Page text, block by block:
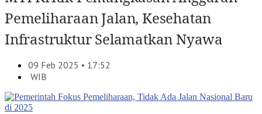
Pemeliharaan Jalan, Kesehatan
Infrastruktur Selamatkan Nyawa
09 Feb 2025 • 17:52
WIB